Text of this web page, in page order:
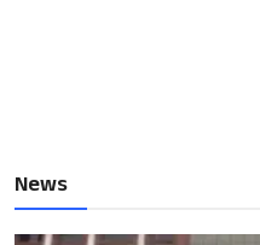
News